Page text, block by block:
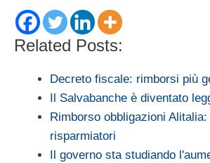
Related Posts:
Decreto fiscale: rimborsi più
Il Salvabanche è diventato
Rimborso obbligazioni
risparmiatori
Il governo sta studiando